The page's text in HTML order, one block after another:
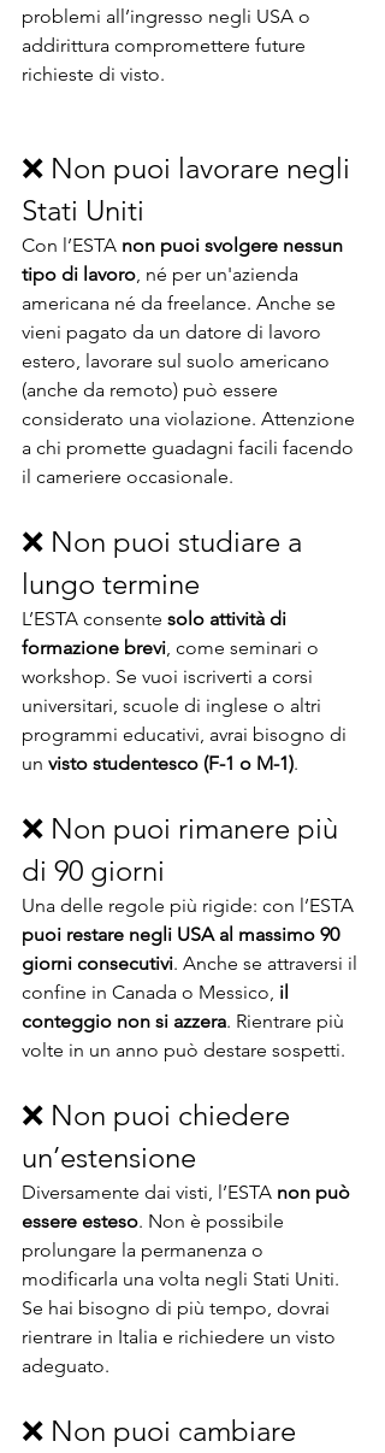
problemi all’ingresso negli USA o
addirittura compromettere future
richieste di visto.
❌ Non puoi lavorare negli
Stati Uniti
Con l’ESTA non puoi svolgere nessun
tipo di lavoro, né per un'azienda
americana né da freelance. Anche se
vieni pagato da un datore di lavoro
estero, lavorare sul suolo americano
(anche da remoto) può essere
considerato una violazione. Attenzione
a chi promette guadagni facili facendo
il cameriere occasionale.
❌ Non puoi studiare a
lungo termine
L’ESTA consente solo attività di
formazione brevi, come seminari o
workshop. Se vuoi iscriverti a corsi
universitari, scuole di inglese o altri
programmi educativi, avrai bisogno di
un visto studentesco (F-1 o M-1).
❌ Non puoi rimanere più
di 90 giorni
Una delle regole più rigide: con l’ESTA
puoi restare negli USA al massimo 90
giorni consecutivi. Anche se attraversi il
confine in Canada o Messico, il
conteggio non si azzera. Rientrare più
volte in un anno può destare sospetti.
❌ Non puoi chiedere
un’estensione
Diversamente dai visti, l’ESTA non può
essere esteso. Non è possibile
prolungare la permanenza o
modificarla una volta negli Stati Uniti.
Se hai bisogno di più tempo, dovrai
rientrare in Italia e richiedere un visto
adeguato.
❌ Non puoi cambiare